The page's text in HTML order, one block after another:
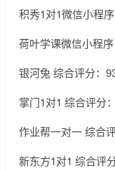
积秀1对1微信小程
荷叶学课微信小程
银河兔 综合评分：
掌门1对1 综合评分
作业帮一对一 综合
新东方1对1 综合评